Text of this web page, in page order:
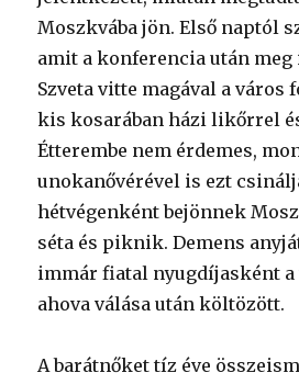
Moszkvába jön. Első naptól
amit a konferencia után
Szveta vitte magával a város
kis kosarában házi likőrrel
Étterembe nem érdemes,
unokanővérével is ezt
hétvégenként bejönnek
séta és piknik. Demens
immár fiatal nyugdíjasként
ahova válása után költözött.
A barátnőket tíz éve